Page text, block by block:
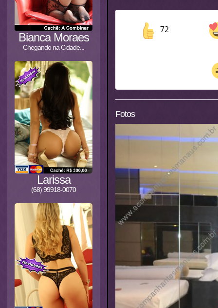
Bianca Moraes
Chegando na Cidade...
Larissa
(68) 99918-0070
72
Fotos